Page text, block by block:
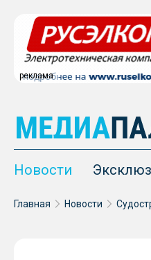
реклама
Новости
Главная Новости